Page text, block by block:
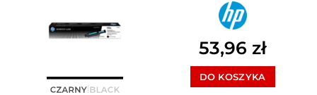
53,96 zł
DO KOSZYKA